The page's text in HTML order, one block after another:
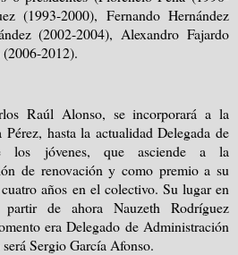
(1993-2000), Fernando Hernández
(2002-2004), Alexandro Fajardo
2012).
Raúl Alonso, se incorporará a la
hasta la actualidad Delegada de
los jóvenes, que asciende a la
de renovación y como premio a su
años en el colectivo. Su lugar en
de ahora Nauzeth Rodríguez
era Delegado de Administración
Sergio García Afonso.